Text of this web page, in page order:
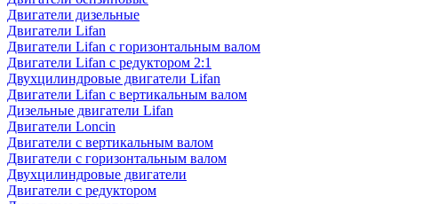
Двигатели дизельные
Двигатели Lifan
Двигатели Lifan с горизонтальным валом
Двигатели Lifan с редуктором 2:1
Двухцилиндровые двигатели Lifan
Двигатели Lifan с вертикальным валом
Дизельные двигатели Lifan
Двигатели Loncin
Двигатели с вертикальным валом
Двигатели с горизонтальным валом
Двухцилиндровые двигатели
Двигатели с редуктором